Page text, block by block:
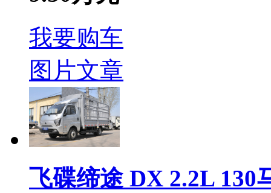
我要购车
图片文章
飞碟缔途 DX 2.2L 130